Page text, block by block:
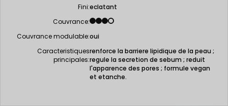
Fini:eclatant
Couvrance:
Couvrance modulable:oui
Caracteristiques
principales:
renforce la barriere lipidique de la peau ;
regule la secretion de sebum ; reduit
l'apparence des pores ; formule vegan
et etanche.